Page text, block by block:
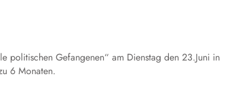
politischen Gefangenen“ am Dienstag den 23.Juni in
6 Monaten.